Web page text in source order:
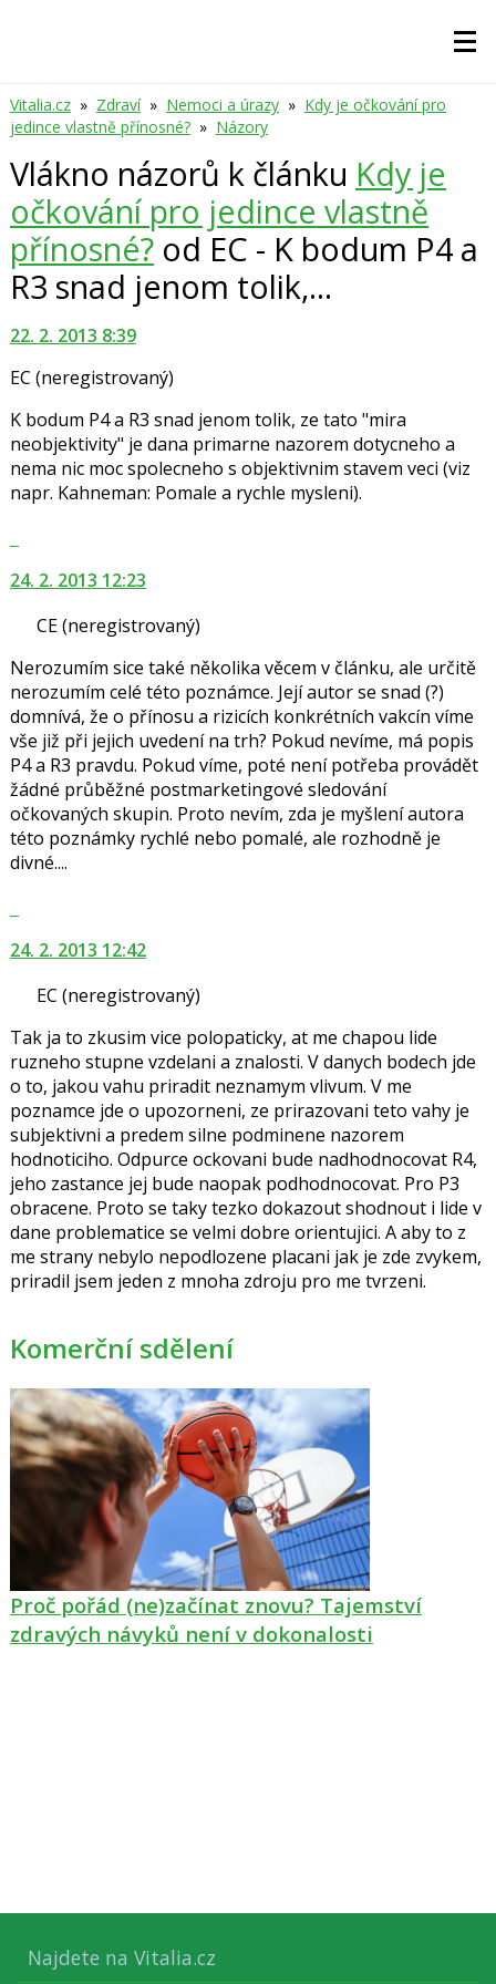
Vitalia.cz » Zdraví » Nemoci a úrazy » Kdy je očkování pro
jedince vlastně přínosné? » Názory
Vlákno názorů k článku Kdy je
očkování pro jedince vlastně
přínosné?od EC - K bodum P4 a
R3 snad jenom tolik,...
22. 2. 2013 8:39
EC (neregistrovaný)
K bodum P4 a R3 snad jenom tolik, ze tato "mira
neobjektivity" je dana primarne nazorem dotycneho a
nema nic moc spolecneho s objektivnim stavem veci (viz
napr. Kahneman: Pomale a rychle mysleni).
další
názor.
navigaci
lze
použít
i
klávesy
N
pro
následující
a
předchozí
názor
24. 2. 2013 12:23
CE(neregistrovaný)
Nerozumím sice také několika věcem v článku, ale určitě
nerozumím celé této poznámce. Její autor se snad (?)
domnívá, že o přínosu a rizicích konkrétních vakcín víme
vše již při jejich uvedení na trh? Pokud nevíme, má popis
P4 a R3 pravdu. Pokud víme, poté není potřeba provádět
žádné průběžné postmarketingové sledování
očkovaných skupin. Proto nevím, zda je myšlení autora
této poznámky rychlé nebo pomalé, ale rozhodně je
divné....
další
názor.
K
navigaci
lze
použít
i
klávesy
N
pro
následující
a
P
pro
nový
názor
24. 2. 2013 12:42
EC (neregistrovaný)
Tak ja to zkusim vice polopaticky, at me chapou lide
ruzneho stupne vzdelani a znalosti. V danych bodech jde
o to, jakou vahu priradit neznamym vlivum. V me
poznamce jde o upozorneni, ze prirazovani teto vahy je
subjektivni a predem silne podminene nazorem
hodnoticiho. Odpurce ockovani bude nadhodnocovat R4,
jeho zastance jej bude naopak podhodnocovat. Pro P3
obracene. Proto se taky tezko dokazout shodnout i lide v
dane problematice se velmi dobre orientujici. A aby to z
me strany nebylo nepodlozene placani jak je zde zvykem,
priradil jsem jeden z mnoha zdroju pro me tvrzeni.
Komerční sdělení
Proč pořád (ne)začínat znovu? Tajemství
zdravých návyků není v dokonalosti
Najdete na Vitalia.cz